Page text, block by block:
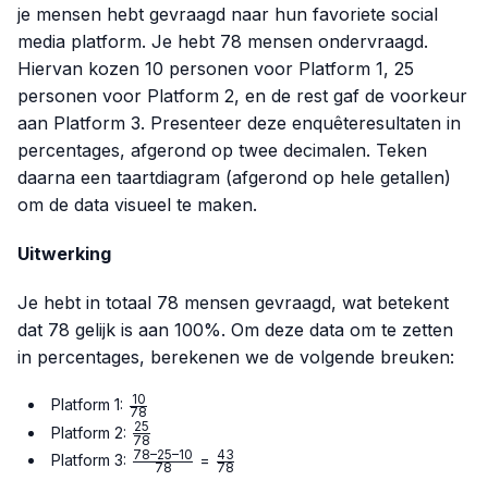
je mensen hebt gevraagd naar hun favoriete social
media platform. Je hebt 78 mensen ondervraagd.
Hiervan kozen 10 personen voor Platform 1, 25
personen voor Platform 2, en de rest gaf de voorkeur
aan Platform 3. Presenteer deze enquêteresultaten in
percentages, afgerond op twee decimalen. Teken
daarna een taartdiagram (afgerond op hele getallen)
om de data visueel te maken.
Uitwerking
Je hebt in totaal 78 mensen gevraagd, wat betekent
dat 78 gelijk is aan 100%. Om deze data om te zetten
in percentages, berekenen we de volgende breuken:
Platform 1: \frac{10}
{78}
78
10
Platform 2: \frac{25}
{78}
78
25
Platform 3: \frac{78
78
78–25–10 = \frac{43}
78
43